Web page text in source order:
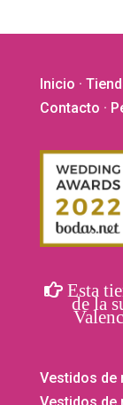
Inicio ·
Contacto ·
Esta
de la
Vestidos de